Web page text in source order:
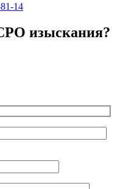
14
изыскания?